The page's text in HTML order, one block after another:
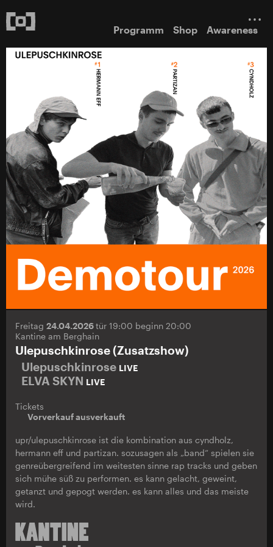
Programm Shop Awareness
Freitag 24.04.2026tür 19:00 beginn 20:00
Kantine am Berghain
Ulepuschkinrose (Zusatzshow)
Ulepuschkinrose LIVE
ELVA SKYN LIVE
Tickets
Vorverkauf ausverkauft
upr/ulepuschkinrose ist die kombination aus cyndholz,
hermann eff und partizan. sozusagen als „band“ spielen sie
genreübergreifend im weitesten sinne rap tracks und geben
sich mühe süß zu performen. es kann gelacht, geweint,
getanzt und gepogt werden. es kann alles und das meiste
wird.